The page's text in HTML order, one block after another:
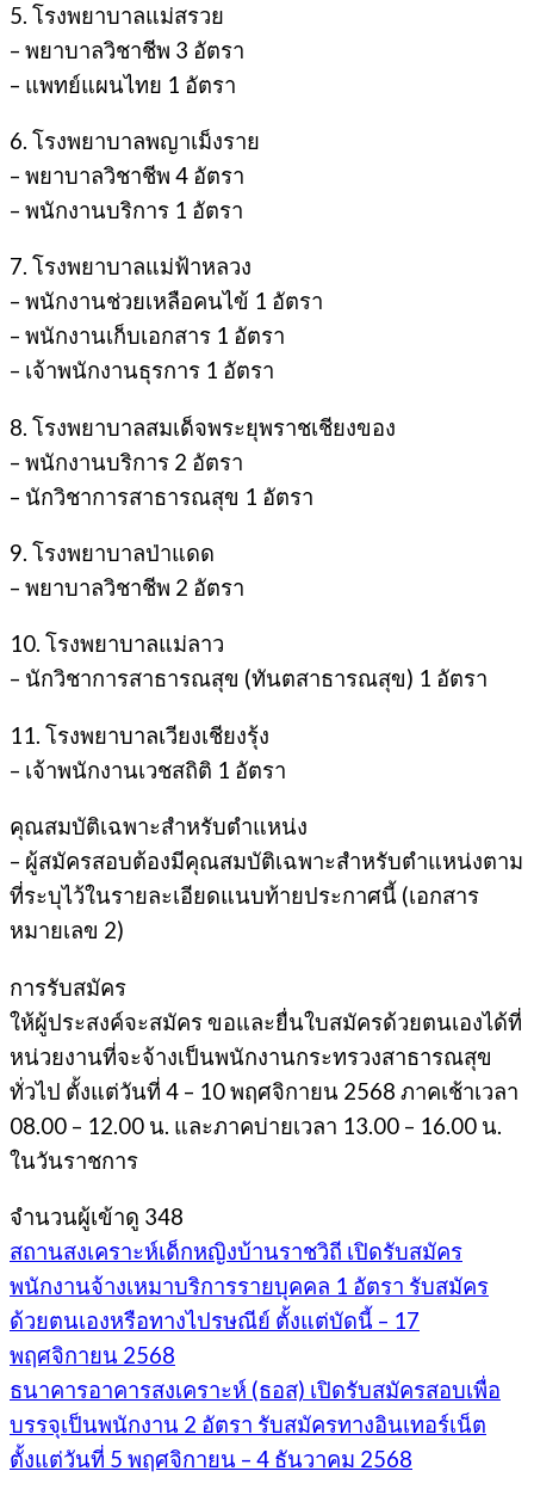
5. โรงพยาบาลแม่สรวย
– พยาบาลวิชาชีพ 3 อัตรา
– แพทย์แผนไทย 1 อัตรา
6. โรงพยาบาลพญาเม็งราย
– พยาบาลวิชาชีพ 4 อัตรา
– พนักงานบริการ 1 อัตรา
7. โรงพยาบาลแม่ฟ้าหลวง
– พนักงานช่วยเหลือคนไข้ 1 อัตรา
– พนักงานเก็บเอกสาร 1 อัตรา
– เจ้าพนักงานธุรการ 1 อัตรา
8. โรงพยาบาลสมเด็จพระยุพราชเชียงของ
– พนักงานบริการ 2 อัตรา
– นักวิชาการสาธารณสุข 1 อัตรา
9. โรงพยาบาลป่าแดด
– พยาบาลวิชาชีพ 2 อัตรา
10. โรงพยาบาลแม่ลาว
– นักวิชาการสาธารณสุข (ทันตสาธารณสุข) 1 อัตรา
11. โรงพยาบาลเวียงเชียงรุ้ง
– เจ้าพนักงานเวชสถิติ 1 อัตรา
คุณสมบัติเฉพาะสำหรับตำแหน่ง
– ผู้สมัครสอบต้องมีคุณสมบัติเฉพาะสำหรับตำแหน่งตาม
ที่ระบุไว้ในรายละเอียดแนบท้ายประกาศนี้ (เอกสาร
หมายเลข 2)
การรับสมัคร
ให้ผู้ประสงค์จะสมัคร ขอและยื่นใบสมัครด้วยตนเองได้ที่
หน่วยงานที่จะจ้างเป็นพนักงานกระทรวงสาธารณสุข
ทั่วไป ตั้งแต่วันที่ 4 – 10 พฤศจิกายน 2568 ภาคเช้าเวลา
08.00 – 12.00 น. และภาคบ่ายเวลา 13.00 – 16.00 น.
ในวันราชการ
จำนวนผู้เข้าดู 348
สถานสงเคราะห์เด็กหญิงบ้านราชวิถี เปิดรับสมัคร
พนักงานจ้างเหมาบริการรายบุคคล 1 อัตรา รับสมัคร
ด้วยตนเองหรือทางไปรษณีย์ ตั้งแต่บัดนี้ – 17
พฤศจิกายน 2568
ธนาคารอาคารสงเคราะห์ (ธอส) เปิดรับสมัครสอบเพื่อ
บรรจุเป็นพนักงาน 2 อัตรา รับสมัครทางอินเทอร์เน็ต
ตั้งแต่วันที่ 5 พฤศจิกายน – 4 ธันวาคม 2568